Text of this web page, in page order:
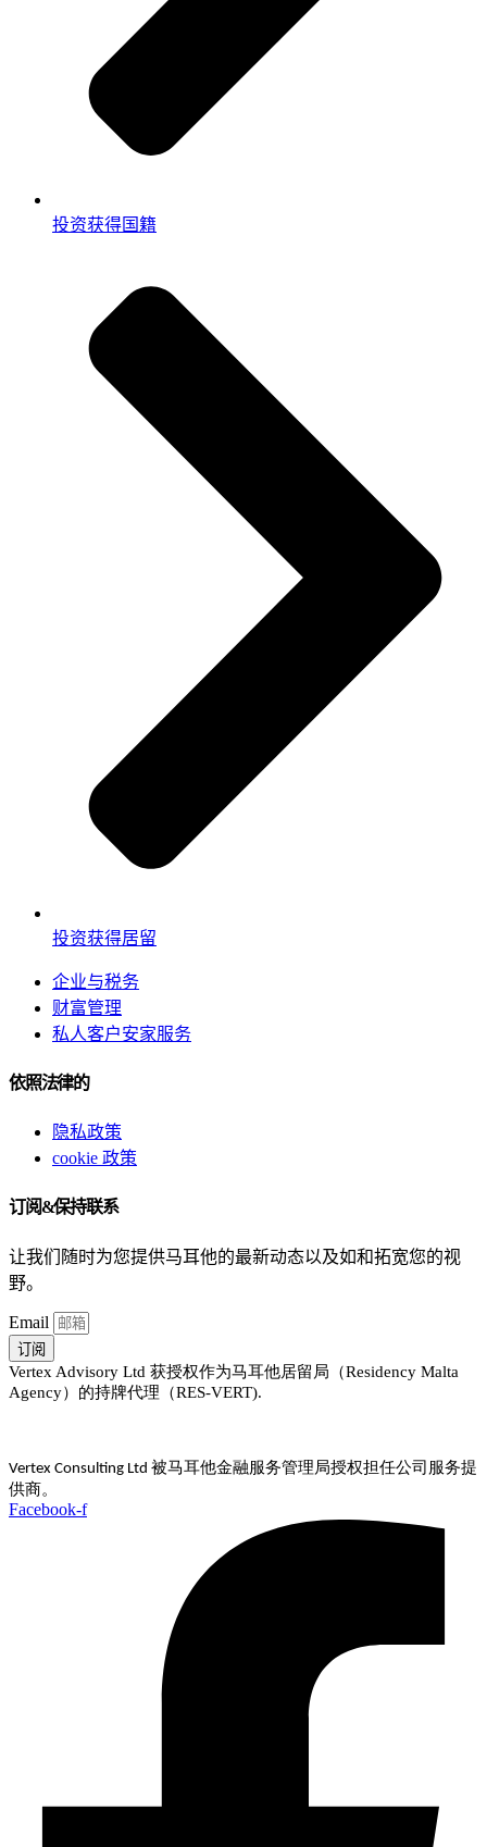
投资获得国籍
投资获得居留
企业与税务
财富管理
私人客户安家服务
依照法律的
隐私政策
cookie 政策
订阅&保持联系
让我们随时为您提供马耳他的最新动态以及如和拓宽您的视
野。
Email
订阅
Vertex Advisory Ltd 获授权作为马耳他居留局（Residency Malta
Agency）的持牌代理（RES-VERT).
Vertex Consulting Ltd 被马耳他金融服务管理局授权担任公司服务提
供商。
Facebook-f